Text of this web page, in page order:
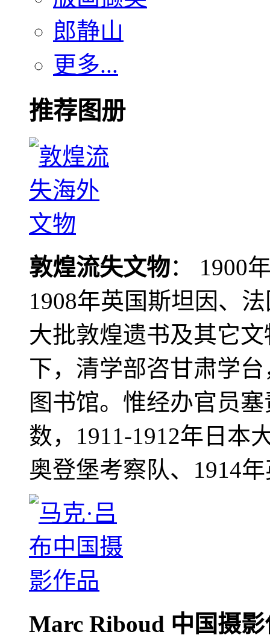
郎静山
更多...
推荐图册
敦煌流失文物： 1900
1908年英国斯坦因、
大批敦煌遗书及其它
下，清学部咨甘肃学
图书馆。惟经办官员
数，1911-1912年日本
奥登堡考察队、1914
Marc Riboud 中国摄